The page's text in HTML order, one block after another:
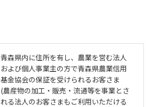
青森県内に住所を有し、農業を営む法人
および個人事業主の方で青森県農業信用
基金協会の保証を受けられるお客さま
(農産物の加工・販売・流通等を事業とさ
れる法人のお客さまもご利用いただける